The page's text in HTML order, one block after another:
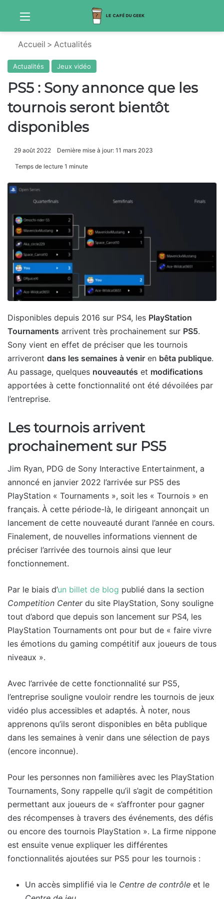
Menu
Accueil > Actualités
Actualités Jeux vidéo
PS5 : Sony annonce que les
tournois seront bientôt
disponibles
29 août 2022 Dernière mise à jour: 11 mars 2023
Temps de lecture 1 minute
Disponibles depuis 2016 sur PS4, les PlayStation
Tournaments arrivent très prochainement sur PS5.
Sony vient en effet de préciser que les tournois
arriveront dans les semaines à venir en bêta publique.
Au passage, quelques nouveautés et modifications
apportées à cette fonctionnalité ont été dévoilées par
l’entreprise.
Les tournois arrivent
prochainement sur PS5
Jim Ryan, PDG de Sony Interactive Entertainment, a
annoncé en janvier 2022 l’arrivée sur PS5 des
PlayStation « Tournaments », soit les « Tournois » en
français. À cette période-là, le dirigeant annonçait un
lancement de cette nouveauté durant l’année en cours.
Finalement, de nouvelles informations viennent de
préciser l’arrivée des tournois ainsi que leur
fonctionnement.
Par le biais d’un billet de blog publié dans la section
Competition Centerdu site PlayStation, Sony souligne
tout d’abord que depuis son lancement sur PS4, les
PlayStation Tournaments ont pour but de « faire vivre
les émotions du gaming compétitif aux joueurs de tous
niveaux ».
Avec l’arrivée de cette fonctionnalité sur PS5,
l’entreprise souligne vouloir rendre les tournois de jeux
vidéo plus accessibles et adaptés. À noter, nous
apprenons qu’ils seront disponibles en bêta publique
dans les semaines à venir dans une sélection de pays
(encore inconnue).
Pour les personnes non familières avec les PlayStation
Tournaments, Sony rappelle qu’il s’agit de compétition
permettant aux joueurs de « s’affronter pour gagner
des récompenses à travers des événements, des défis
ou encore des tournois PlayStation ». La firme nippone
est ensuite venue expliquer les différentes
fonctionnalités ajoutées sur PS5 pour les tournois :
Un accès simplifié via le Centre de contrôle et le